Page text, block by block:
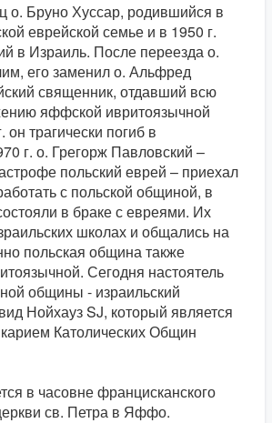
о. Бруно Хуссар, родившийся в
еврейской семье и в 1950 г.
в Израиль. После переезда о.
его заменил о. Альфред
священник, отдавший всю
яффской ивритоязычной
трагически погиб в
г. о. Грегорж Павловский –
польский еврей – приехал
с польской общиной, в
в браке с евреями. Их
школах и общались на
польская община также
Сегодня настоятель
общины - израильский
Нойхауз SJ, который является
Католических Общин
в часовне францисканского
св. Петра в Яффо.